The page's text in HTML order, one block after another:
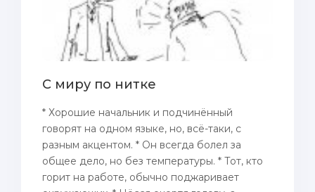
С миру по нитке
* Хорошие начальник и подчинённый
говорят на одном языке, но, всё-таки, с
разным акцентом. * Он всегда болел за
общее дело, но без температуры. * Тот, кто
горит на работе, обычно поджаривает